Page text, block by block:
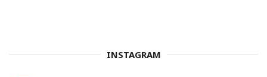
INSTAGRAM